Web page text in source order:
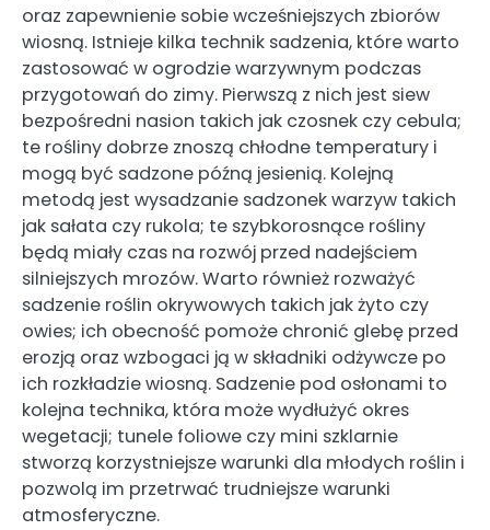
oraz zapewnienie sobie wcześniejszych zbiorów
wiosną. Istnieje kilka technik sadzenia, które warto
zastosować w ogrodzie warzywnym podczas
przygotowań do zimy. Pierwszą z nich jest siew
bezpośredni nasion takich jak czosnek czy cebula;
te rośliny dobrze znoszą chłodne temperatury i
mogą być sadzone późną jesienią. Kolejną
metodą jest wysadzanie sadzonek warzyw takich
jak sałata czy rukola; te szybkorosnące rośliny
będą miały czas na rozwój przed nadejściem
silniejszych mrozów. Warto również rozważyć
sadzenie roślin okrywowych takich jak żyto czy
owies; ich obecność pomoże chronić glebę przed
erozją oraz wzbogaci ją w składniki odżywcze po
ich rozkładzie wiosną. Sadzenie pod osłonami to
kolejna technika, która może wydłużyć okres
wegetacji; tunele foliowe czy mini szklarnie
stworzą korzystniejsze warunki dla młodych roślin i
pozwolą im przetrwać trudniejsze warunki
atmosferyczne.